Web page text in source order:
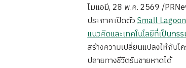
ไมแอมี, 28 พ.ค. 2569 /
ประกาศเปิดตัวSmall
แนวคิดและเทคโนโลยีที่เป็นก
สร้างความเปลี่ยนแปลงให้กับโ
ปลายทางชีวิตริมชายหาดได้